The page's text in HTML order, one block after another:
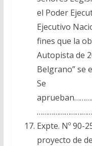
el Poder
Ejecutivo
fines que la
Autopista de
Belgrano” se
Se
Expte. Nº 90-
proyecto de